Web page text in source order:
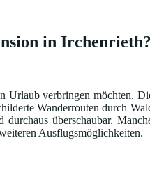
in Irchenrieth?
Urlaub verbringen möchten.
Wanderrouten durch
überschaubar.
Ausflugsmöglichkeiten.